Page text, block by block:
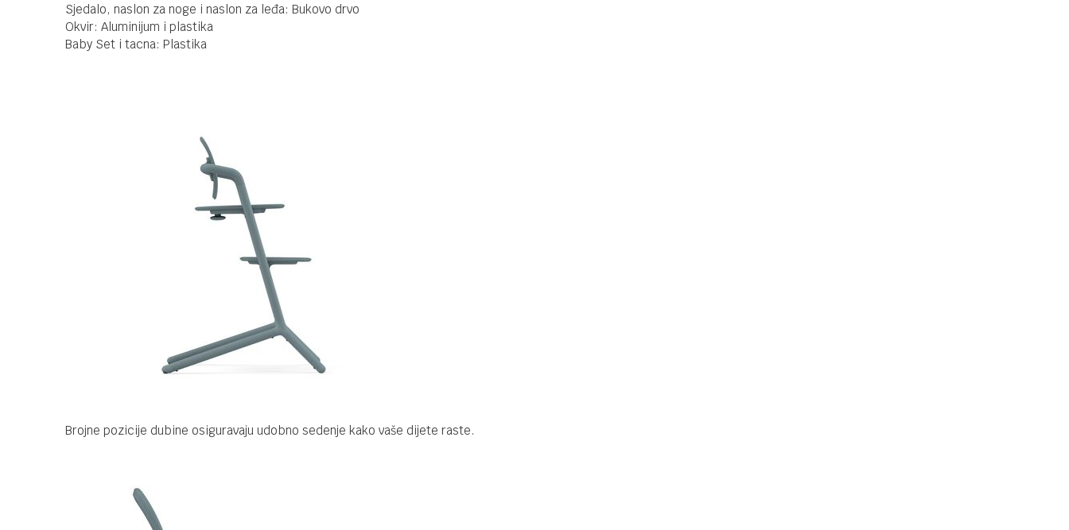
Sjedalo, naslon za noge i naslon za leđa: Bukovo drvo
Okvir: Aluminijum i plastika
Baby Set i tacna: Plastika
Brojne pozicije dubine osiguravaju udobno sedenje kako vaše dijete raste.